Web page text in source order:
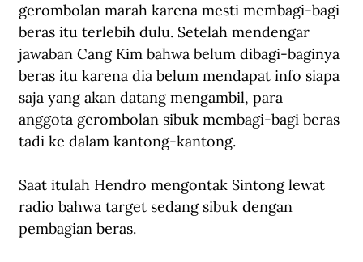
gerombolan marah karena mesti membagi-bagi
beras itu terlebih dulu. Setelah mendengar
jawaban Cang Kim bahwa belum dibagi-baginya
beras itu karena dia belum mendapat info siapa
saja yang akan datang mengambil, para
anggota gerombolan sibuk membagi-bagi beras
tadi ke dalam kantong-kantong.
Saat itulah Hendro mengontak Sintong lewat
radio bahwa target sedang sibuk dengan
pembagian beras.